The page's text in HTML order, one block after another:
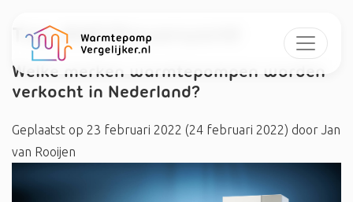
Tag:#NECPowerworld
Welke merken warmtepompen worden
verkocht in Nederland?
Geplaatst op 23 februari 2022 (24 februari 2022) door Jan
van Rooijen